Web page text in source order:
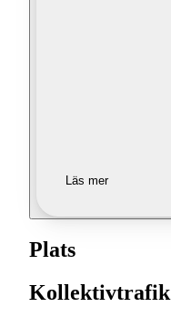
Läs mer
Plats
Kollektivtrafik